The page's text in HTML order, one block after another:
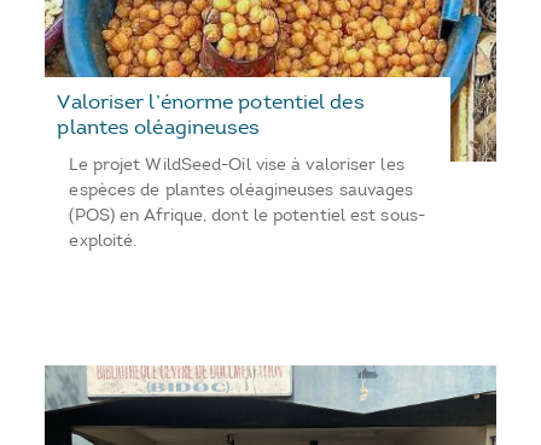
Valoriser l’énorme potentiel des
plantes oléagineuses
Le projet WildSeed-Oil vise à valoriser les
espèces de plantes oléagineuses sauvages
(POS) en Afrique, dont le potentiel est sous-
exploité.